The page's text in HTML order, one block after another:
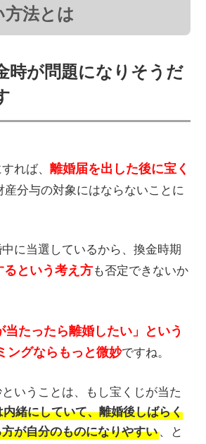
方法とは
時が問題になりそうだ
れば、離婚届を出した後に宝く
産分与の対象にはならないことに
に当選しているから、換金時期
るという考え方も否定できないか
当たったら離婚したい」という
ングならもっと微妙ですね。
いうことは、もし宝くじが当た
内緒にしていて、離婚後しばらく
が自分のものになりやすい、と